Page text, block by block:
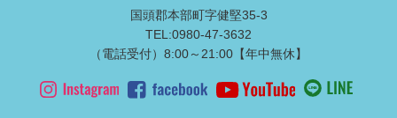
国頭郡本部町字健堅35-3
TEL:0980-47-3632
（電話受付）8:00～21:00【年中無休】